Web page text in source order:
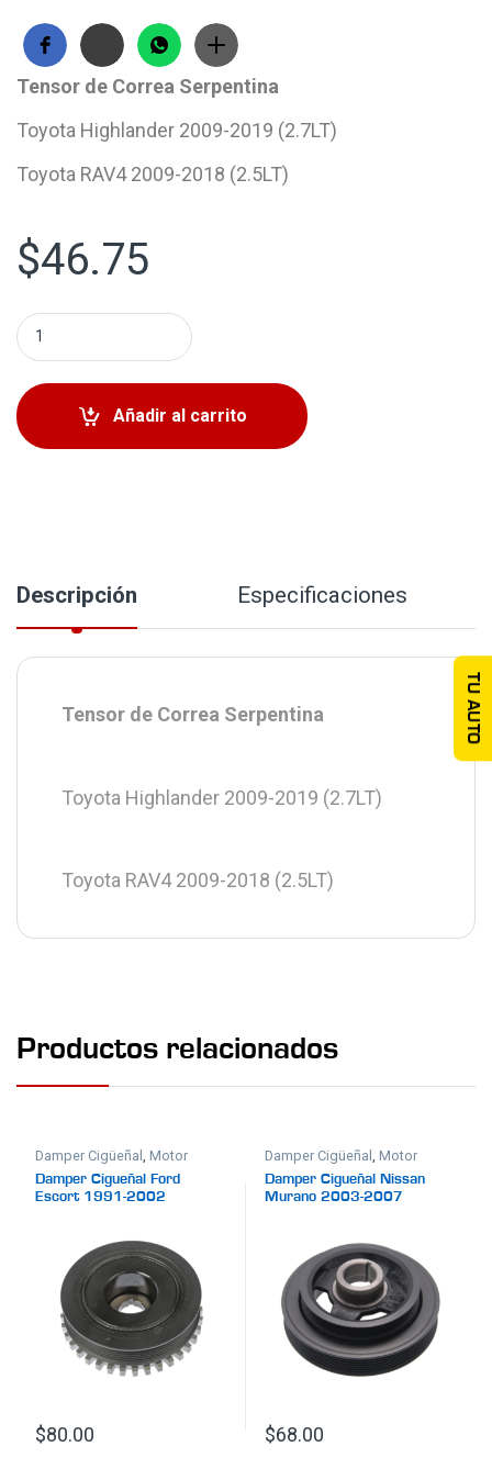
Tensor de Correa Serpentina
Toyota Highlander 2009-2019 (2.7LT)
Toyota RAV4 2009-2018 (2.5LT)
$46.75
Tensor de Correa Serpentina Toyota Highlander 2009-
Añadir al carrito
Descripción Especificaciones
Tensor de Correa Serpentina
Toyota Highlander 2009-2019 (2.7LT)
Toyota RAV4 2009-2018 (2.5LT)
Productos relacionados
Damper Cigüeñal,Motor
Damper Cigueñal Ford
Escort 1991-2002
$80.00
Damper Cigüeñal,Motor
Damper Cigueñal Nissan
Murano 2003-2007
$68.00
TU AUTO